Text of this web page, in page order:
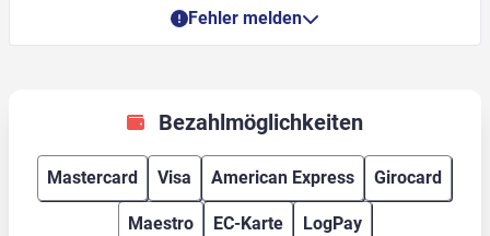
Fehler melden
Bezahlmöglichkeiten
Mastercard Visa American Express Girocard
Maestro EC-Karte LogPay